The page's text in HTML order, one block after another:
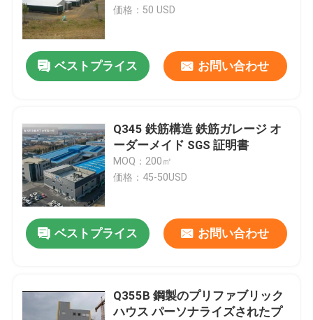
家へ
価格：50 USD
ベストプライス お問い合わせ
Q345 鉄筋構造 鉄筋ガレージ オ
ーダーメイド SGS 証明書
MOQ：200㎡
価格：45-50USD
ベストプライス お問い合わせ
Q355B 鋼製のプリファブリック
ハウス パーソナライズされたプ